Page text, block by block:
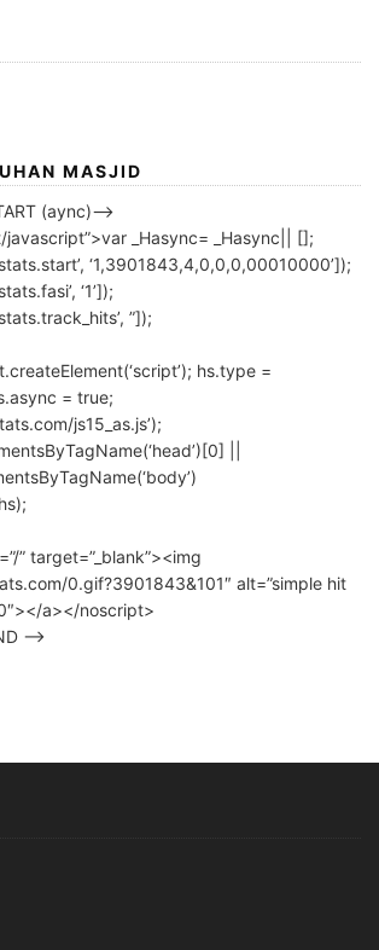
MASJID
(aync)–>
_Hasync= _Hasync|| [];
‘1,3901843,4,0,0,0,00010000’]);
‘1’]);
”]);
hs.type =
= true;
js15_as.js’);
||
” target=”_blank”><img
0.gif?3901843&101″ alt=”simple hit
a></noscript>
–>